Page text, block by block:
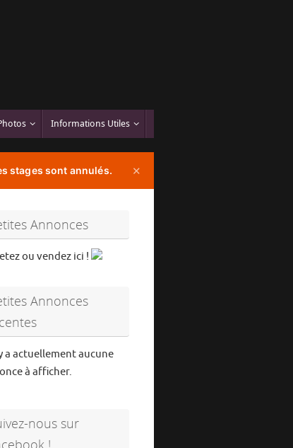
Informations Utiles
stages sont annulés. ✕
Annonces
ou vendez ici !
Annonces
a actuellement aucune
à afficher.
nous sur
!